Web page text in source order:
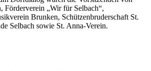
Förderverein „Wir für Selbach“,
Brunken, Schützenbruderschaft St.
Selbach sowie St. Anna-Verein.